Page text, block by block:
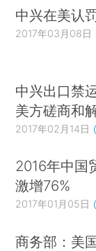
中兴在美认
2017年03月08日
中兴出口禁
美方磋商和
2017年02月14日
2016年中国
激增76%
2017年01月05日
商务部：美